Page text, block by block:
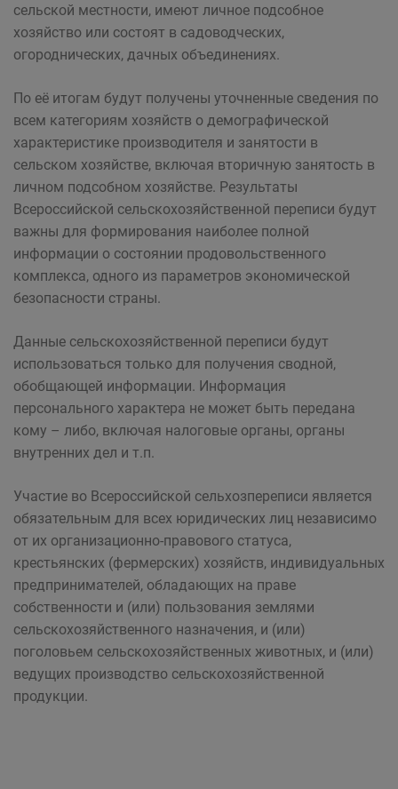
сельской местности, имеют личное подсобное
хозяйство или состоят в садоводческих,
огороднических, дачных объединениях.
По её итогам будут получены уточненные сведения по
всем категориям хозяйств о демографической
характеристике производителя и занятости в
сельском хозяйстве, включая вторичную занятость в
личном подсобном хозяйстве. Результаты
Всероссийской сельскохозяйственной переписи будут
важны для формирования наиболее полной
информации о состоянии продовольственного
комплекса, одного из параметров экономической
безопасности страны.
Данные сельскохозяйственной переписи будут
использоваться только для получения сводной,
обобщающей информации. Информация
персонального характера не может быть передана
кому – либо, включая налоговые органы, органы
внутренних дел и т.п.
Участие во Всероссийской сельхозпереписи является
обязательным для всех юридических лиц независимо
от их организационно-правового статуса,
крестьянских (фермерских) хозяйств, индивидуальных
предпринимателей, обладающих на праве
собственности и (или) пользования землями
сельскохозяйственного назначения, и (или)
поголовьем сельскохозяйственных животных, и (или)
ведущих производство сельскохозяйственной
продукции.